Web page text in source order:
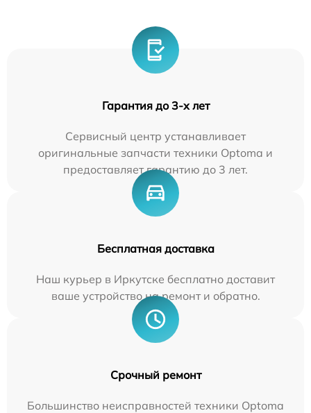
Гарантия до 3-х лет
Сервисный центр устанавливает
оригинальные запчасти техники Optoma и
предоставляет гарантию до 3 лет.
Бесплатная доставка
Наш курьер в Иркутске бесплатно доставит
ваше устройство на ремонт и обратно.
Срочный ремонт
Большинство неисправностей техники Optoma